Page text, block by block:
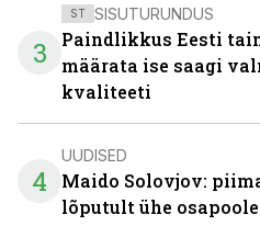
3
ST SISUTURUNDUS
Paindlikkus Eesti
määrata ise saagi
kvaliteeti
4
UUDISED
Maido Solovjov:
lõputult ühe